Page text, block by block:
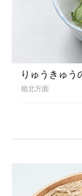
りゅうきゅう
嶺北方面